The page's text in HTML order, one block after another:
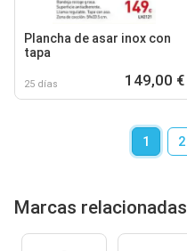
Plancha de asar inox con
tapa
25 días 149,00 €
1 2
Marcas relacionadas